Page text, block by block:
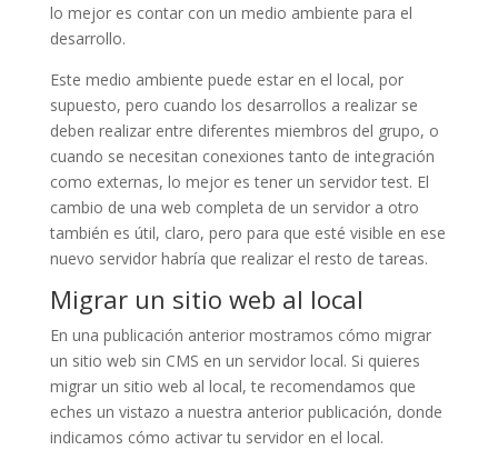
lo mejor es contar con un medio ambiente para el
desarrollo.
Este medio ambiente puede estar en el local, por
supuesto, pero cuando los desarrollos a realizar se
deben realizar entre diferentes miembros del grupo, o
cuando se necesitan conexiones tanto de integración
como externas, lo mejor es tener un servidor test. El
cambio de una web completa de un servidor a otro
también es útil, claro, pero para que esté visible en ese
nuevo servidor habría que realizar el resto de tareas.
Migrar un sitio web al local
En una publicación anterior mostramos cómo migrar
un sitio web sin CMS en un servidor local. Si quieres
migrar un sitio web al local, te recomendamos que
eches un vistazo a nuestra anterior publicación, donde
indicamos cómo activar tu servidor en el local.